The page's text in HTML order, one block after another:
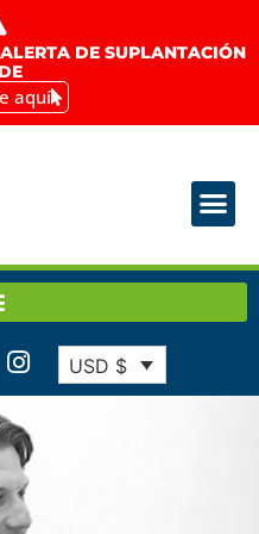
DE SUPLANTACIÓN
aquí
USD $